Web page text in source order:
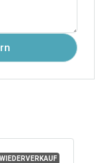
WIEDERVERKAUF